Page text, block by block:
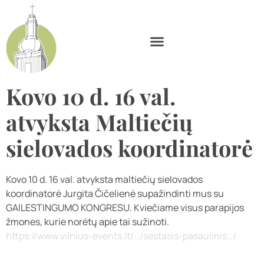
Kovo 10 d. 16 val.
atvyksta Maltiečių
sielovados koordinatorė
Kovo 10 d. 16 val. atvyksta maltiečių sielovados
koordinatorė Jurgita Čičelienė supažindinti mus su
GAILESTINGUMO KONGRESU. Kviečiame visus parapijos
žmones, kurie norėtų apie tai sužinoti.
https://www.vilnius-events.lt/…/sestasis-pasaulinis…/